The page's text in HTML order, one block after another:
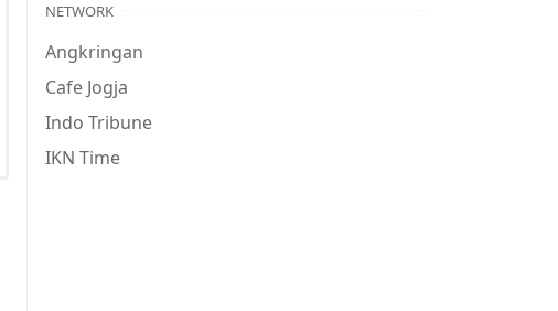
NETWORK
Angkringan
Cafe Jogja
Indo Tribune
IKN Time